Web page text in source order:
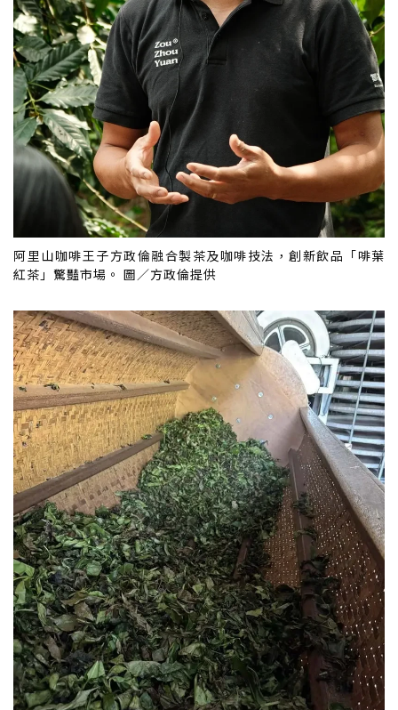
阿里山咖啡王子方政倫融合製茶及咖啡技法，創新飲品「啡葉
紅茶」驚豔市場。 圖／方政倫提供